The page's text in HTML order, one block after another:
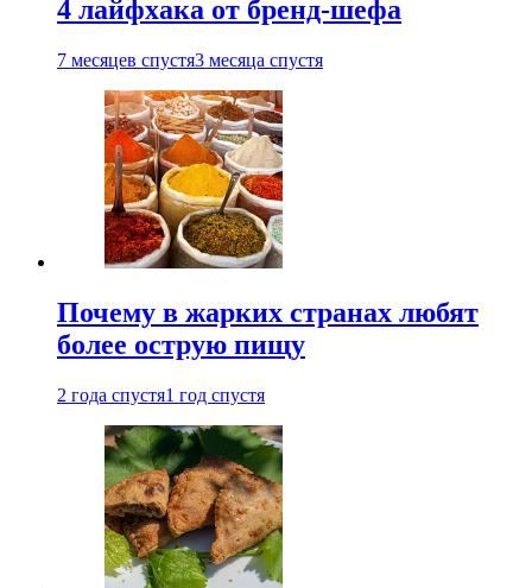
4 лайфхака от бренд-шефа
7 месяцев спустя3 месяца спустя
Почему в жарких странах любят
более острую пищу
2 года спустя1 год спустя